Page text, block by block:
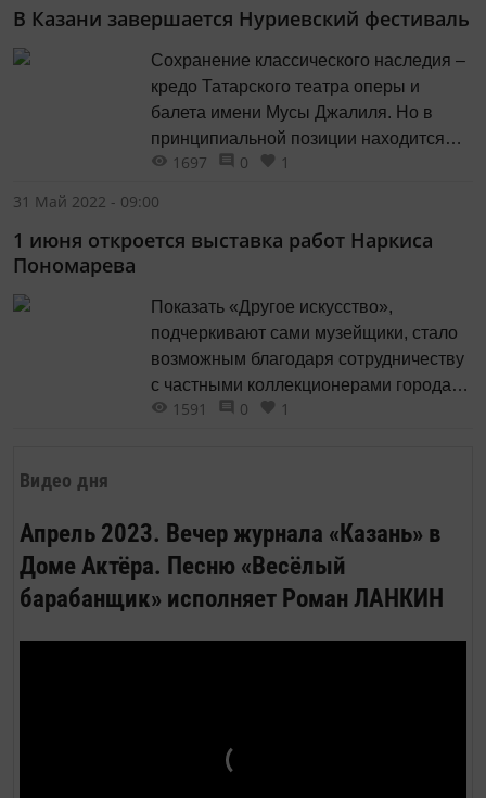
Видео дня
Апрель 2023. Вечер журнала «Казань» в
Доме Актёра. Песню «Весёлый
барабанщик» исполняет Роман ЛАНКИН
В Казани завершается Нуриевский фестиваль
Сохранение классического наследия –
кредо Татарского театра оперы и
балета имени Мусы Джалиля. Но в
принципиальной позиции находится
место для воплощения собственных
театра.
1697 0
1
31 Май 2022 - 09:00
1 июня откроется выставка работ Наркиса
Пономарева
Показать «Другое искусство»,
подчеркивают сами музейщики, стало
возможным благодаря сотрудничеству
с частными коллекционерами города,
которые и предоставили большинство
1591 0 1